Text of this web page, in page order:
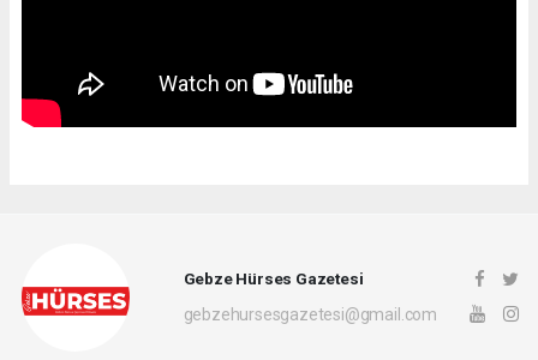
Gebze Hürses Gazetesi
gebzehursesgazetesi@gmail.com